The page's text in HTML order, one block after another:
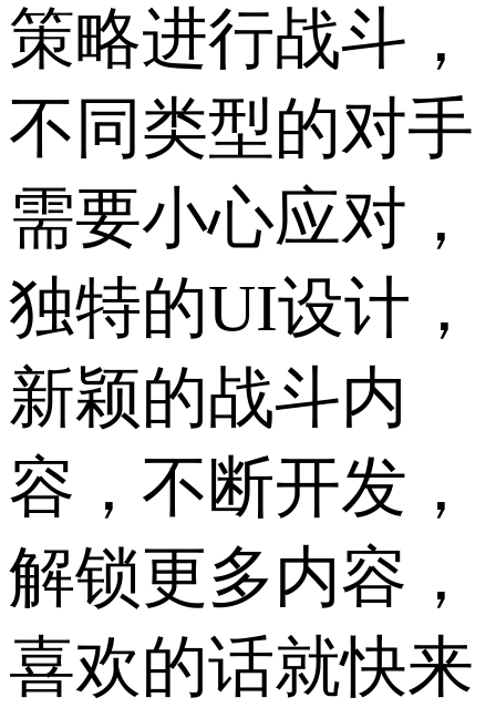
策略进行战斗，
不同类型的对手
需要小心应对，
独特的UI设计，
新颖的战斗内
容，不断开发，
解锁更多内容，
喜欢的话就快来